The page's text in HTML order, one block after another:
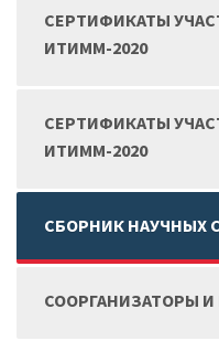
СЕРТИФИКАТЫ
ИТИММ-2020
СЕРТИФИКАТЫ
ИТИММ-2020
СБОРНИК НАУЧНЫХ
СООРГАНИЗАТОРЫ